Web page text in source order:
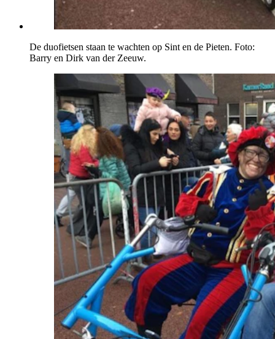
De duofietsen staan te wachten op Sint en de Pieten. Foto:
Barry en Dirk van der Zeeuw.